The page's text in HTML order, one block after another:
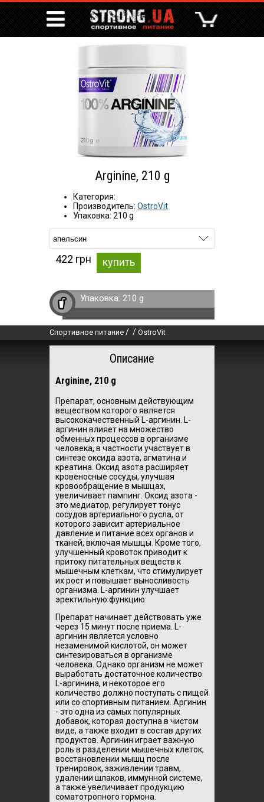
Arginine, 210 g
Категория:
Производитель: OstroVit
Упаковка: 210 g
422 грн купить
Упаковка: 210 g
Спортивное питание / / OstroVit
Описание
Arginine, 210 g
Препарат, основным действующим
веществом которого является
высококачественный L-аргинин. L-
аргинин влияет на множество
обменных процессов в организме
человека, в частности участвует в
синтезе оксида азота, агматина и
креатина. Оксид азота расширяет
кровеносные сосуды, улучшая
кровообращение в мышцах,
увеличивает пампинг. Оксид азота -
это медиатор, регулирует тонус
сосудов артериального русла, от
которого зависит артериальное
давление и питание всех органов и
тканей, включая мышцы. Кроме того,
улучшенный кровоток приводит к
притоку питательных веществ к
мышечным клеткам, что стимулирует
их рост и повышает выносливость
организма. L-аргинин улучшает
эректильную функцию.
Препарат начинает действовать уже
через 15 минут после приема. L-
аргинин является условно
незаменимой кислотой, он может
синтезироваться в организме
человека. Однако организм не может
выработать достаточное количество
L-аргинина, и некоторое его
количество должно поступать с пищей
или со спортивным питанием. Аргинин
- это одна из самых популярных
добавок, которая доступна в чистом
виде, а также входит в состав других
продуктов. Аргинин играет важную
роль в разделении мышечных клеток,
восстановлении мышц после
тренировок, заживлении травм,
удалении шлаков, иммунной системе,
а также увеличивает продукцию
соматотропного гормона.